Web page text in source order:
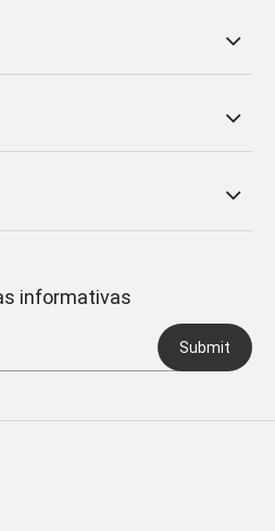
informativas
Submit